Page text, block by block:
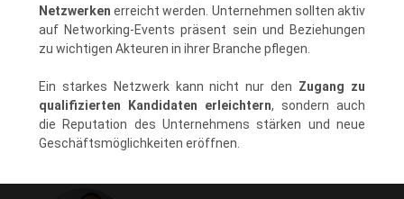
Netzwerken erreicht werden. Unternehmen sollten aktiv
auf Networking-Events präsent sein und Beziehungen
zu wichtigen Akteuren in ihrer Branche pflegen.
Ein starkes Netzwerk kann nicht nur den Zugang zu
qualifizierten Kandidaten erleichtern, sondern auch
die Reputation des Unternehmens stärken und neue
Geschäftsmöglichkeiten eröffnen.